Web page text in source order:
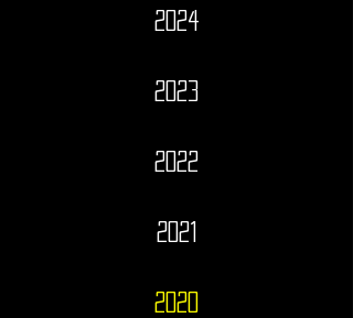
2024
2023
2022
2021
2020